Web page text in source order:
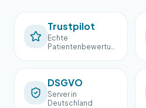
Trustpilot
Echte
Patientenbewertun
DSGVO
Server in
Deutschland